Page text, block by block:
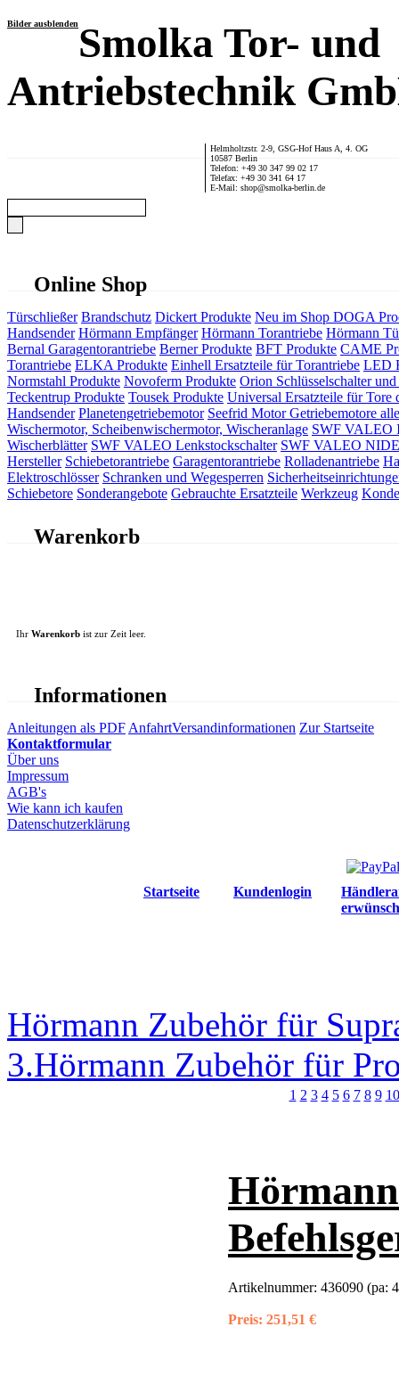
Bilder ausblendenSmolka Tor- und
Antriebstechnik
Helmholtzstr. 2-9, GSG-Hof Haus A, 4. OG
10587 Berlin
Telefon: +49 30 347 99 02 17
Telefax: +49 30 341 64 17
E-Mail: shop@smolka-berlin.de
Online Shop
Türschließer Brandschutz Dickert Produkte Neu im Shop DOGA
Handsender Hörmann Empfänger Hörmann Torantriebe Hörmann
Bernal Garagentorantriebe Berner Produkte BFT Produkte CAME
Torantriebe ELKA Produkte Einhell Ersatzteile für Torantriebe LED
Normstahl Produkte Novoferm Produkte Orion Schlüsselschalter und
Teckentrup Produkte Tousek Produkte Universal Ersatzteile für Tore
Handsender Planetengetriebemotor Seefrid Motor Getriebemotore
Wischermotor, Scheibenwischermotor, Wischeranlage SWF VALEO
Wischerblätter SWF VALEO Lenkstockschalter SWF VALEO
Hersteller Schiebetorantriebe Garagentorantriebe Rolladenantriebe
Elektroschlösser Schranken und Wegesperren
Schiebetore Sonderangebote Gebrauchte Ersatzteile Werkzeug
Warenkorb
Ihr Warenkorb ist zur Zeit leer.
Informationen
Anleitungen als PDF AnfahrtVersandinformationen Zur Startseite
Kontaktformular
Über uns
Impressum
AGB's
Wie kann ich kaufen
Datenschutzerklärung
Startseite Kundenlogin
Hörmann Zubehör für
3.Hörmann Zubehör für
1 2 3 4 5 6 7 8 9 10
Artikelnummer: 436090 (pa:
Preis: 251,51 €